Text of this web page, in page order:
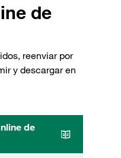
de
reenviar por
y descargar en
de